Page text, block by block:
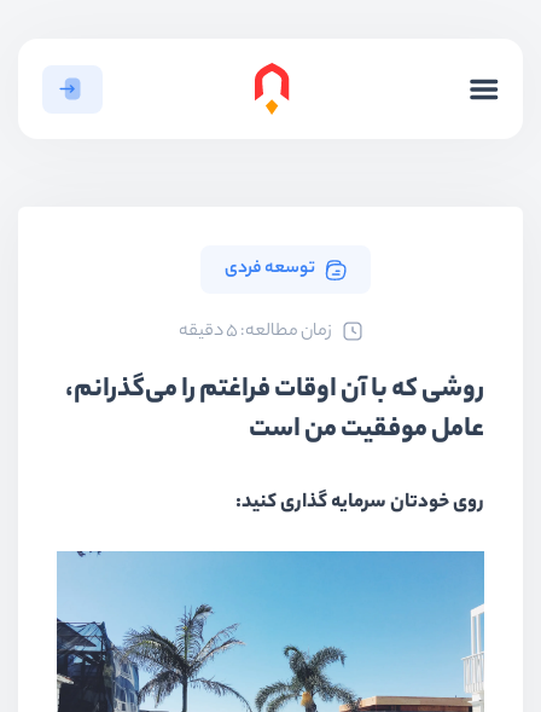
توسعه فردی
ﺯﻣﺎﻥ ﻣﻄﺎﻟﻌﻪ: 5 دقیقه
روشی که با آن اوقات فراغتم را می‌گذرانم،
عامل موفقیت من است
روی خودتان سرمایه گذاری کنید: